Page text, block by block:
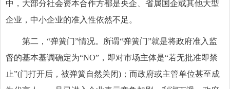
中，大部分社会资本合作方都是央企、省属国企或其他大型
企业，中小企业的准入性依然不足。
第二，“弹簧门”情况。所谓“弹簧门”就是将政府准入监
督的基本基调确定为“NO”，即对市场主体是“若无批准即禁
止”(门打开后，被弹簧自然关闭)；而政府或主管单位甚至成